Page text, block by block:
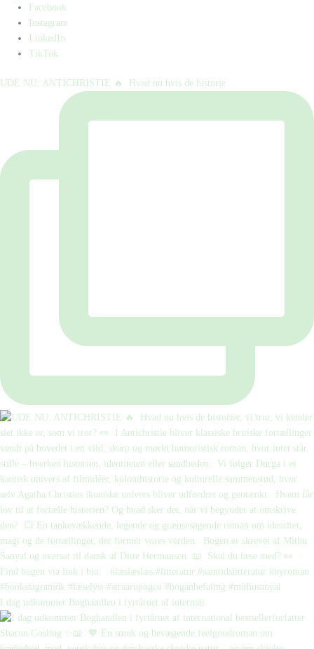
Facebook
Instagram
LinkedIn
TikTok
UDE NU: ANTICHRISTIE 🔥⁠ ⁠ Hvad nu hvis de historie
I dag udkommer Boghandlen i fyrtårnet af internati